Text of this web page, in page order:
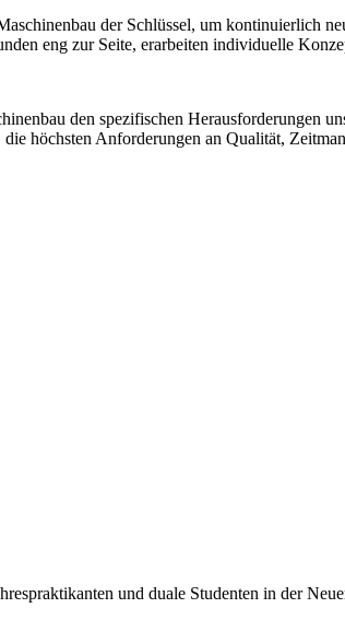
der Schlüssel, um kontinuierlich
eng zur Seite, erarbeiten individuelle
den spezifischen Herausforderungen
höchsten Anforderungen an Qualität,
und duale Studenten in der